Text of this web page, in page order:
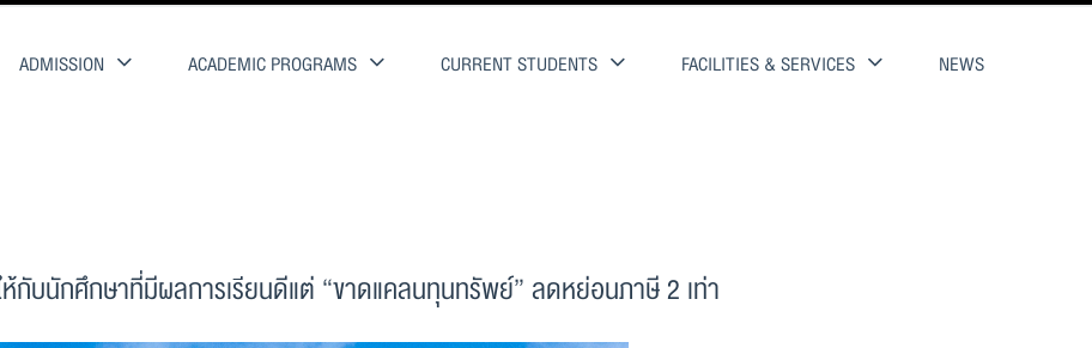
ADMISSION ACADEMIC PROGRAMS CURRENT STUDENTS FACILITIES & SERVICES NEWS
กับนักศึกษาที่มีผลการเรียนดีแต่ “ขาดแคลนทุนทรัพย์” ลดหย่อนภาษี 2 เท่า